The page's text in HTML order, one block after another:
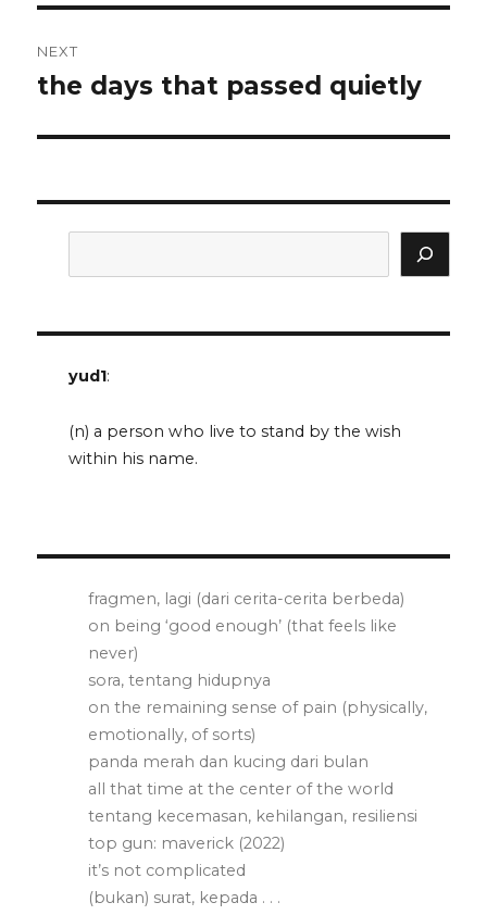
NEXT
Next
the days that passed quietly
yud1:
(n) a person who live to stand by the wish
within his name.
fragmen, lagi (dari cerita-cerita berbeda)
on being ‘good enough’ (that feels like
never)
sora, tentang hidupnya
on the remaining sense of pain (physically,
emotionally, of sorts)
panda merah dan kucing dari bulan
all that time at the center of the world
tentang kecemasan, kehilangan, resiliensi
top gun: maverick (2022)
it’s not complicated
(bukan) surat, kepada . . .